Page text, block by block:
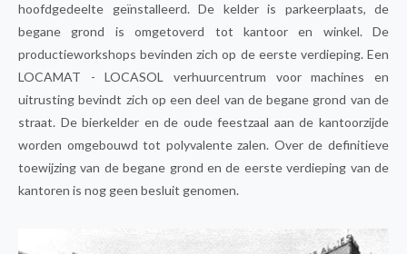
hoofdgedeelte geïnstalleerd. De kelder is parkeerplaats, de
begane grond is omgetoverd tot kantoor en winkel. De
productieworkshops bevinden zich op de eerste verdieping. Een
LOCAMAT - LOCASOL verhuurcentrum voor machines en
uitrusting bevindt zich op een deel van de begane grond van de
straat. De bierkelder en de oude feestzaal aan de kantoorzijde
worden omgebouwd tot polyvalente zalen. Over de definitieve
toewijzing van de begane grond en de eerste verdieping van de
kantoren is nog geen besluit genomen.